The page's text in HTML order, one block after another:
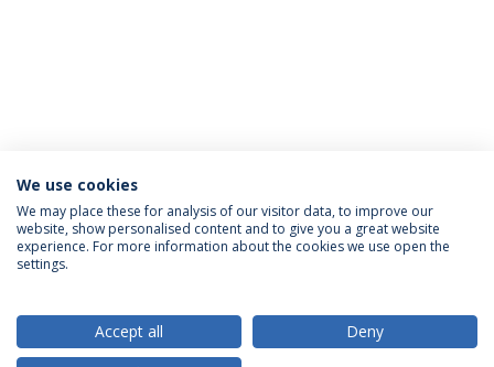
ACREDITAÇÕES
We use cookies
We may place these for analysis of our visitor data, to improve our
website, show personalised content and to give you a great website
experience. For more information about the cookies we use open the
settings.
Accept all
Deny